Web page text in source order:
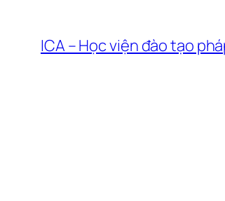
ICA – Học viện đào tạo